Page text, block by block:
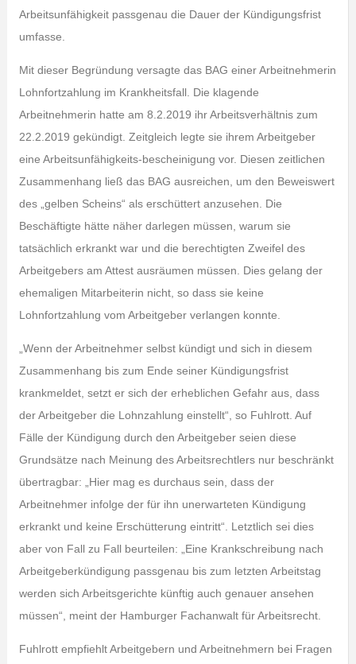
Arbeitsunfähigkeit passgenau die Dauer der Kündigungsfrist
umfasse.
Mit dieser Begründung versagte das BAG einer Arbeitnehmerin
Lohnfortzahlung im Krankheitsfall. Die klagende
Arbeitnehmerin hatte am 8.2.2019 ihr Arbeitsverhältnis zum
22.2.2019 gekündigt. Zeitgleich legte sie ihrem Arbeitgeber
eine Arbeitsunfähigkeits-bescheinigung vor. Diesen zeitlichen
Zusammenhang ließ das BAG ausreichen, um den Beweiswert
des „gelben Scheins“ als erschüttert anzusehen. Die
Beschäftigte hätte näher darlegen müssen, warum sie
tatsächlich erkrankt war und die berechtigten Zweifel des
Arbeitgebers am Attest ausräumen müssen. Dies gelang der
ehemaligen Mitarbeiterin nicht, so dass sie keine
Lohnfortzahlung vom Arbeitgeber verlangen konnte.
„Wenn der Arbeitnehmer selbst kündigt und sich in diesem
Zusammenhang bis zum Ende seiner Kündigungsfrist
krankmeldet, setzt er sich der erheblichen Gefahr aus, dass
der Arbeitgeber die Lohnzahlung einstellt“, so Fuhlrott. Auf
Fälle der Kündigung durch den Arbeitgeber seien diese
Grundsätze nach Meinung des Arbeitsrechtlers nur beschränkt
übertragbar: „Hier mag es durchaus sein, dass der
Arbeitnehmer infolge der für ihn unerwarteten Kündigung
erkrankt und keine Erschütterung eintritt“. Letztlich sei dies
aber von Fall zu Fall beurteilen: „Eine Krankschreibung nach
Arbeitgeberkündigung passgenau bis zum letzten Arbeitstag
werden sich Arbeitsgerichte künftig auch genauer ansehen
müssen“, meint der Hamburger Fachanwalt für Arbeitsrecht.
Fuhlrott empfiehlt Arbeitgebern und Arbeitnehmern bei Fragen